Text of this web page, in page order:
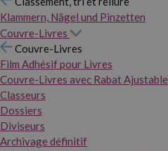
Klammern, Nägel und Pinzetten
Couvre-Livres
Couvre-Livres
Film Adhésif pour Livres
Couvre-Livres avec Rabat Ajustable
Classeurs
Dossiers
Diviseurs
Archivage définitif